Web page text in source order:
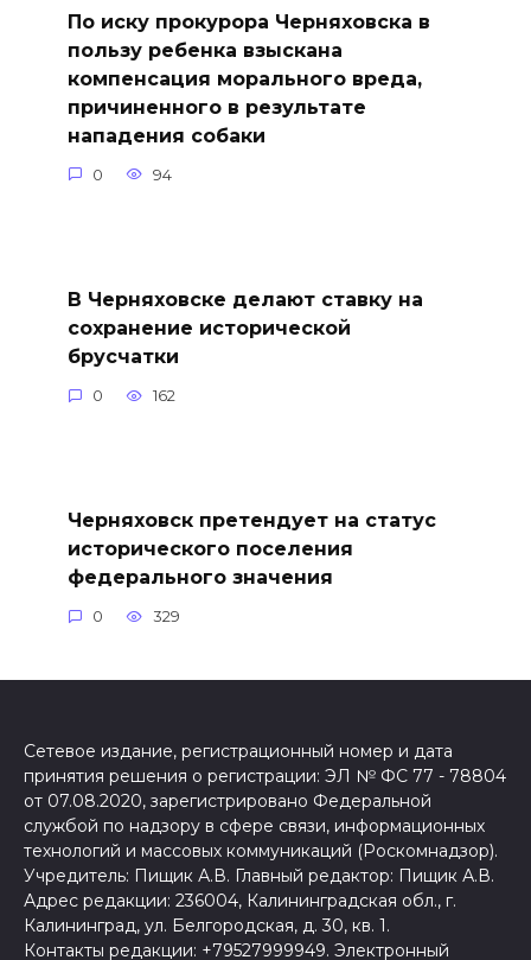
По иску прокурора Черняховска в
пользу ребенка взыскана
компенсация морального вреда,
причиненного в результате
нападения собаки
0 94
В Черняховске делают ставку на
сохранение исторической
брусчатки
0 162
Черняховск претендует на статус
исторического поселения
федерального значения
0 329
Сетевое издание, регистрационный номер и дата
принятия решения о регистрации: ЭЛ № ФС 77 - 78804
от 07.08.2020, зарегистрировано Федеральной
службой по надзору в сфере связи, информационных
технологий и массовых коммуникаций (Роскомнадзор).
Учредитель: Пищик А.В. Главный редактор: Пищик А.В.
Адрес редакции: 236004, Калининградская обл., г.
Калининград, ул. Белгородская, д. 30, кв. 1.
Контакты редакции: +79527999949. Электронный